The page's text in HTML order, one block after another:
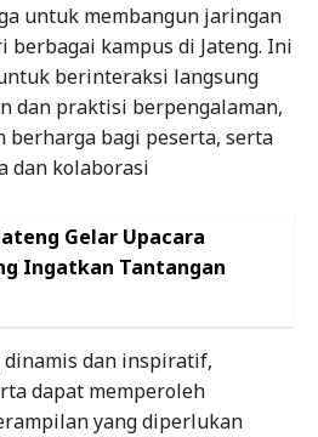
untuk membangun jaringan
berbagai kampus di Jateng. Ini
berinteraksi langsung
dan praktisi berpengalaman,
berharga bagi peserta, serta
dan kolaborasi
Gelar Upacara
Ingatkan Tantangan
dinamis dan inspiratif,
dapat memperoleh
yang diperlukan